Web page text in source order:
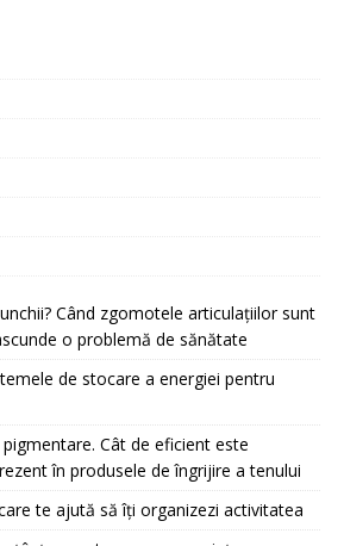
Când zgomotele articulațiilor sunt
o problemă de sănătate
de stocare a energiei pentru
Cât de eficient este
în produsele de îngrijire a tenului
te ajută să îți organizezi activitatea